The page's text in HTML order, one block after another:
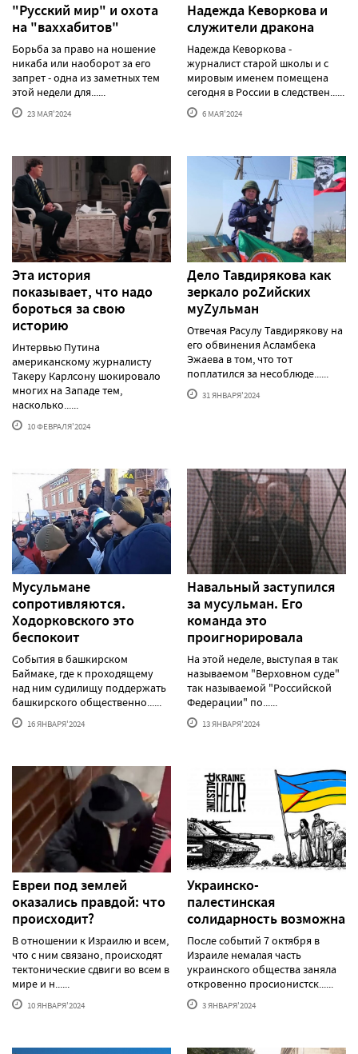
"Русский мир" и охота
на "ваххабитов"
Борьба за право на ношение
никаба или наоборот за его
запрет - одна из заметных тем
этой недели для......
23 МАЯ'2024
Надежда Кеворкова и
служители дракона
Надежда Кеворкова -
журналист старой школы и с
мировым именем помещена
сегодня в России в следствен......
6 МАЯ'2024
Эта история
показывает, что надо
бороться за свою
историю
Интервью Путина
американскому журналисту
Такеру Карлсону шокировало
многих на Западе тем,
насколько......
10 ФЕВРАЛЯ'2024
Дело Тавдирякова как
зеркало роZийских
муZульман
Отвечая Расулу Тавдирякову на
его обвинения Асламбека
Эжаева в том, что тот
поплатился за несоблюде......
31 ЯНВАРЯ'2024
Мусульмане
сопротивляются.
Ходорковского это
беспокоит
События в башкирском
Баймаке, где к проходящему
над ним судилищу поддержать
башкирского общественно......
16 ЯНВАРЯ'2024
Навальный заступился
за мусульман. Его
команда это
проигнорировала
На этой неделе, выступая в так
называемом "Верховном суде"
так называемой "Российской
Федерации" по......
13 ЯНВАРЯ'2024
Евреи под землей
оказались правдой: что
происходит?
В отношении к Израилю и всем,
что с ним связано, происходят
тектонические сдвиги во всем в
мире и н......
10 ЯНВАРЯ'2024
Украинско-
палестинская
солидарность возможна
После событий 7 октября в
Израиле немалая часть
украинского общества заняла
откровенно просионистск......
3 ЯНВАРЯ'2024